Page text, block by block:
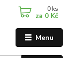
Menu
0 ks
za 0 Kč